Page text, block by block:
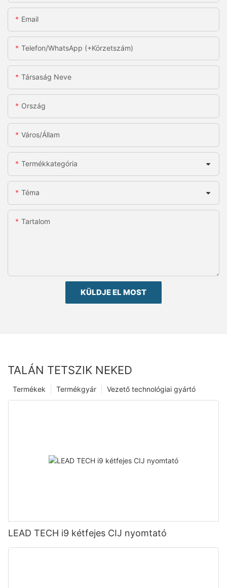
Email
Telefon/WhatsApp (+körzetszám)
Társaság Neve
Ország
Város/állam
Termékkategória
Téma
Tartalom
KÜLDJE EL MOST
TALÁN TETSZIK NEKED
Vezető technológiai gyártó
Termékgyár
Termékek
LEAD TECH i9 kétfejes CIJ nyomtató